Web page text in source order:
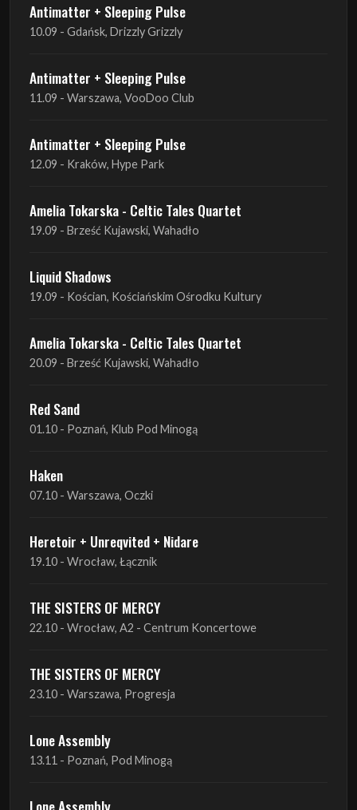
11.09 - Warszawa, VooDoo Club
Antimatter + Sleeping Pulse
12.09 - Kraków, Hype Park
Amelia Tokarska - Celtic Tales Quartet
19.09 - Brześć Kujawski, Wahadło
Liquid Shadows
19.09 - Kościan, Kościańskim Ośrodku Kultury
Amelia Tokarska - Celtic Tales Quartet
20.09 - Brześć Kujawski, Wahadło
Red Sand
Haken
Heretoir + Unreqvited + Nidare
THE SISTERS OF MERCY
22.10 - Wrocław, A2 - Centrum Koncertowe
THE SISTERS OF MERCY
Lone Assembly
Lone Assembly
14.11 - Piekary Śląskie, OK Andaluzja
Lone Assembly